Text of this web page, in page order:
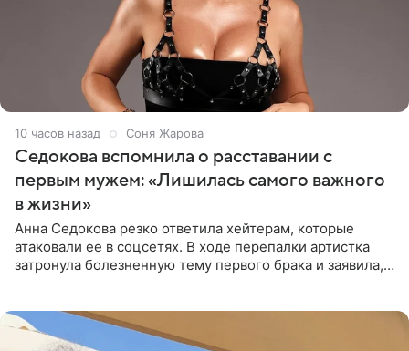
10 часов назад Соня Жарова
Седокова вспомнила о расставании с
первым мужем: «Лишилась самого важного
в жизни»
Анна Седокова резко ответила хейтерам, которые
атаковали ее в соцсетях. В ходе перепалки артистка
затронула болезненную тему первого брака и заявила,